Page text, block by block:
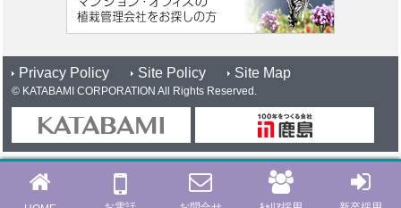
Privacy Policy Site Policy Site Map
© KATABAMI CORPORATION All Rights Reserved.